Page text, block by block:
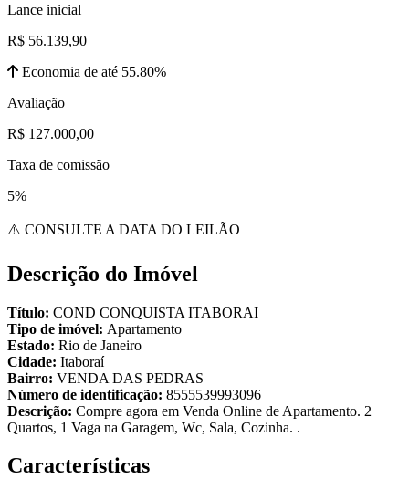
Lance inicial
R$ 56.139,90
Economia de até 55.80%
Avaliação
R$ 127.000,00
Taxa de comissão
5%
⚠️ CONSULTE A DATA DO LEILÃO
Descrição do Imóvel
Título: COND CONQUISTA ITABORAI
Tipo de imóvel: Apartamento
Estado: Rio de Janeiro
Cidade: Itaboraí
Bairro: VENDA DAS PEDRAS
Número de identificação: 8555539993096
Descrição: Compre agora em Venda Online de Apartamento. 2
Quartos, 1 Vaga na Garagem, Wc, Sala, Cozinha. .
Características